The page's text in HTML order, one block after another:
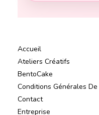
Accueil
Ateliers Créatifs
BentoCake
Conditions Générales
Contact
Entreprise